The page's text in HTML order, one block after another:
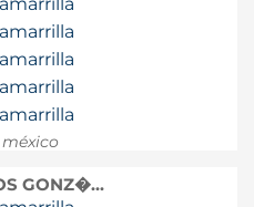
GONZ�...